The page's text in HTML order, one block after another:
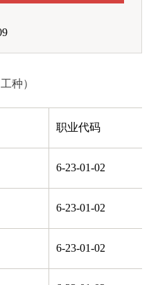
种）
职业代码
6-23-01-02
6-23-01-02
6-23-01-02